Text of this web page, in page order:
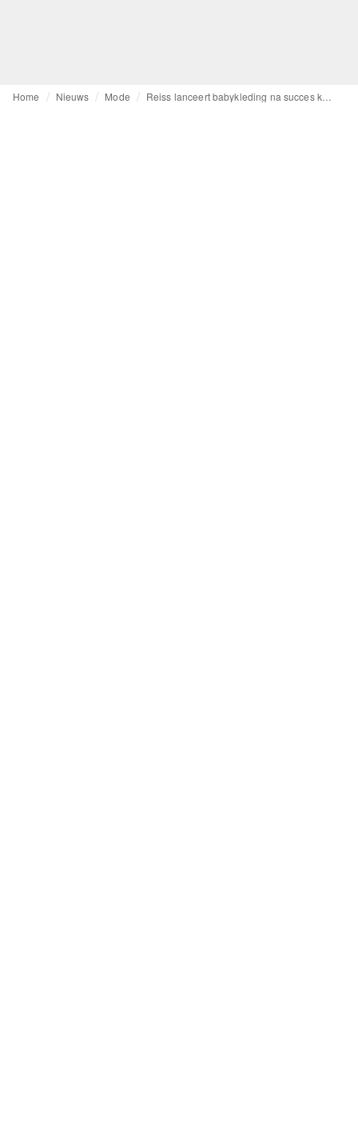
Home Nieuws Mode Reiss lanceert babykleding na succes kinderkleding